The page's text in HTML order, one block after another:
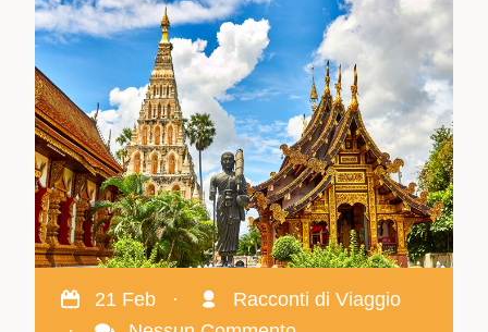
21 Feb ·
Racconti di Viaggio